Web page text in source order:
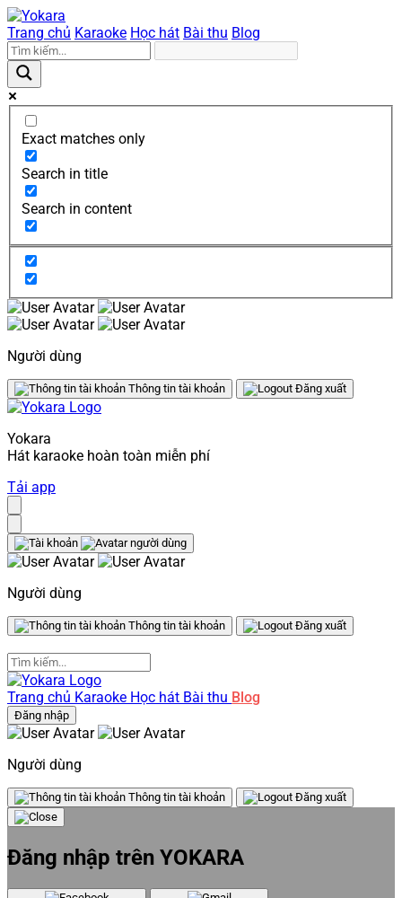
Trang chủ Karaoke Học hát Bài thu Blog
Exact matches only
Search in title
Search in content
Người dùng
Thông tin tài khoản Đăng xuất
Yokara
Hát karaoke hoàn toàn miễn phí
Tải app
Người dùng
Thông tin tài khoản Đăng xuất
Trang chủ Karaoke Học hát Bài thu Blog
Đăng nhập
Người dùng
Thông tin tài khoản Đăng xuất
Đăng nhập trên YOKARA